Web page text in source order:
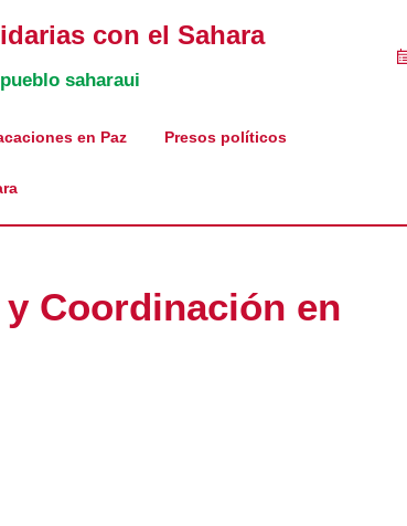
con el Sahara
saharaui
en Paz Presos políticos
Coordinación en